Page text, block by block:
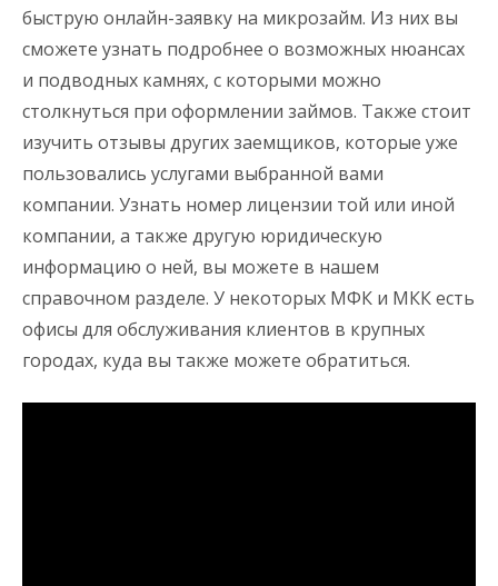
быструю онлайн-заявку на микрозайм. Из них вы
сможете узнать подробнее о возможных нюансах
и подводных камнях, с которыми можно
столкнуться при оформлении займов. Также стоит
изучить отзывы других заемщиков, которые уже
пользовались услугами выбранной вами
компании. Узнать номер лицензии той или иной
компании, а также другую юридическую
информацию о ней, вы можете в нашем
справочном разделе. У некоторых МФК и МКК есть
офисы для обслуживания клиентов в крупных
городах, куда вы также можете обратиться.